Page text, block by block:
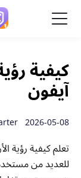
كيفية
آيفون
2026-05-08 Zoe Carter
تعلم كيفية رؤية
للعديد من